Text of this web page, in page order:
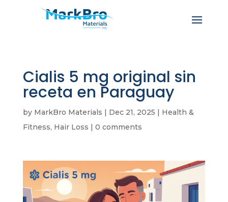
Cialis 5 mg original sin
receta en Paraguay
by MarkBro Materials | Dec 21, 2025 | Health &
Fitness, Hair Loss | 0 comments